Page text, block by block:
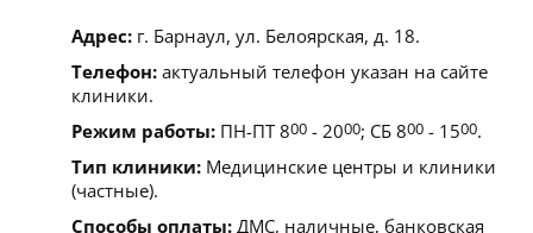
Адрес: г. Барнаул, ул. Белоярская, д. 18.
Телефон: актуальный телефон указан на сайте
клиники.
Режим работы: ПН-ПТ 800 - 2000; СБ 800 - 1500.
Тип клиники: Медицинские центры и клиники
(частные).
Способы оплаты: ДМС, наличные, банковская